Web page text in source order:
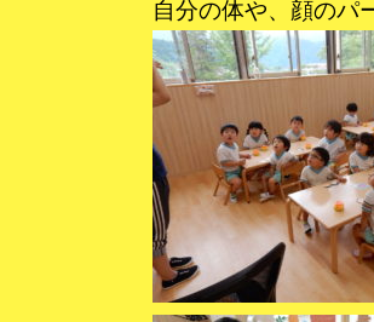
自分の体や、顔のパ